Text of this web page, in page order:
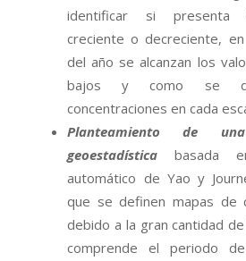
identificar si presenta
creciente o decreciente,
del año se alcanzan los
bajos y como se
concentraciones en cada
Planteamiento de
geoestadística basada
automático de Yao y
que se definen mapas de
debido a la gran cantidad
comprende el periodo